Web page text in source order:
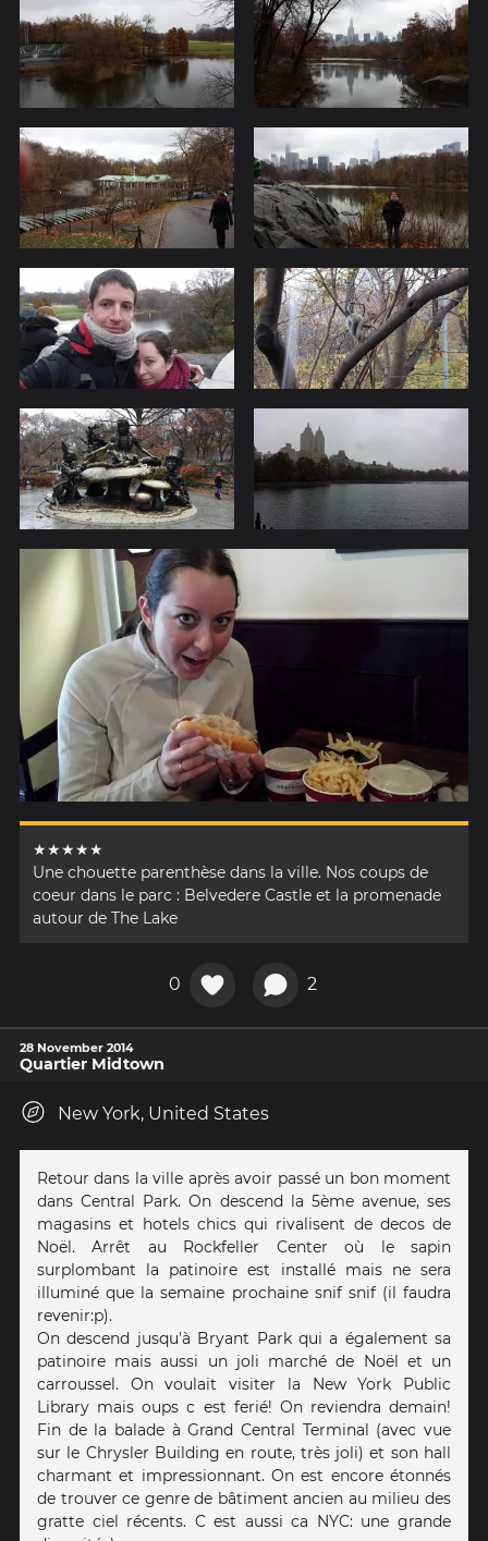
★★★★★
Une chouette parenthèse dans la ville. Nos coups de
coeur dans le parc : Belvedere Castle et la promenade
autour de The Lake
0 2
28 November 2014
Quartier Midtown
New York, United States
Retour dans la ville après avoir passé un bon moment
dans Central Park. On descend la 5ème avenue, ses
magasins et hotels chics qui rivalisent de decos de
Noël. Arrêt au Rockfeller Center où le sapin
surplombant la patinoire est installé mais ne sera
illuminé que la semaine prochaine snif snif (il faudra
revenir:p).
On descend jusqu'à Bryant Park qui a également sa
patinoire mais aussi un joli marché de Noël et un
carroussel. On voulait visiter la New York Public
Library mais oups c est ferié! On reviendra demain!
Fin de la balade à Grand Central Terminal (avec vue
sur le Chrysler Building en route, très joli) et son hall
charmant et impressionnant. On est encore étonnés
de trouver ce genre de bâtiment ancien au milieu des
gratte ciel récents. C est aussi ca NYC: une grande